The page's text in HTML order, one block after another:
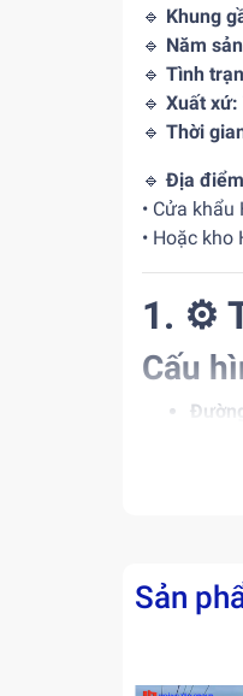
🔹 Khung
🔹 Năm
🔹 Tình
🔹 Xuất xứ:
🔹 Thời
🔹Địa
• Cửa khẩu
• Hoặc kho
1. ⚙️
Cấu
Số
Sản